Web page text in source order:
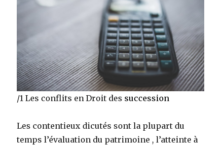
/1 Les conflits en Droit des succession
Les contentieux dicutés sont la plupart du
temps l’évaluation du patrimoine , l’atteinte à